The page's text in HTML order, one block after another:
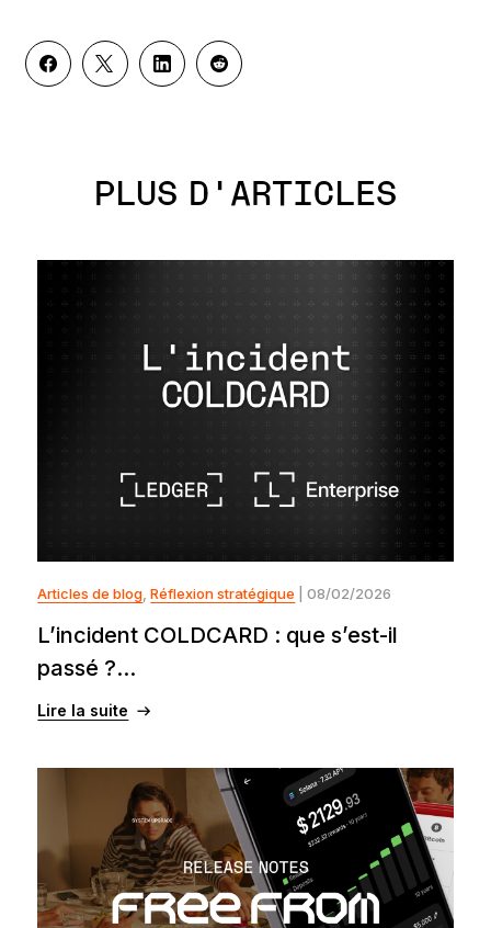
PLUS D'ARTICLES
Articles de blog,Réflexion stratégique | 08/02/2026
L’incident COLDCARD : que s’est-il
passé ?...
Lire la suite